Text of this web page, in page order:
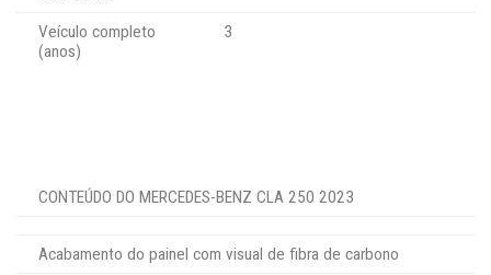
Veículo completo
(anos)
3
CONTEÚDO DO MERCEDES-BENZ CLA 250 2023
Acabamento do painel com visual de fibra de carbono